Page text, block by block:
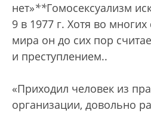
нет»**Гомосексуализм
9 в 1977 г. Хотя во многих
мира он до сих пор
и преступлением..
«Приходил человек из
организации, довольно